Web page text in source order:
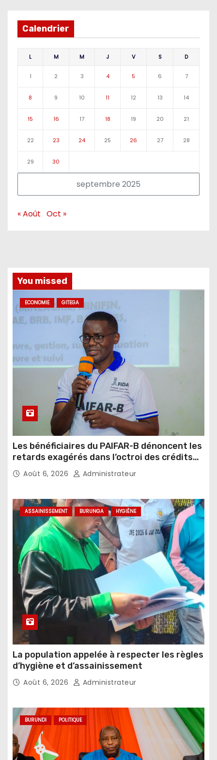
Calendrier
septembre 2025
L M M J V S D
1 2 3 4 5 6 7
8 9 10 11 12 13 14
15 16 17 18 19 20 21
22 23 24 25 26 27 28
29 30
« Août Oct »
You missed
ECONOMIE GITEGA
Les bénéficiaires du PAIFAR-B dénoncent les
retards exagérés dans l’octroi des crédits
agricoles
Août 6, 2026 Administrateur
ASSAINISSEMENT BURUNGA HYGIÈNE
La population appelée à respecter les règles
d’hygiène et d’assainissement
Août 6, 2026 Administrateur
BURUNDI POLITIQUE